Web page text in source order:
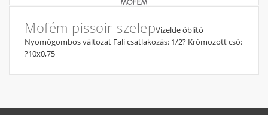
Mofém pissoir szelepVizelde öblítő
Nyomógombos változat Fali csatlakozás: 1/2? Krómozott cső:
?10x0,75